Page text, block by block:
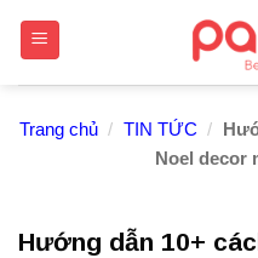
Trang chủ / TIN TỨC /
Noel decor
Hướng dẫn 10+